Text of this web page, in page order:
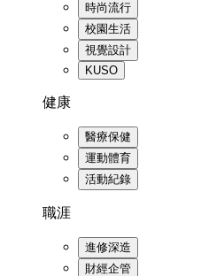
時尚流行
校園生活
視覺設計
KUSO
健康
醫療保健
運動體育
活動紀錄
職涯
進修深造
財經企管